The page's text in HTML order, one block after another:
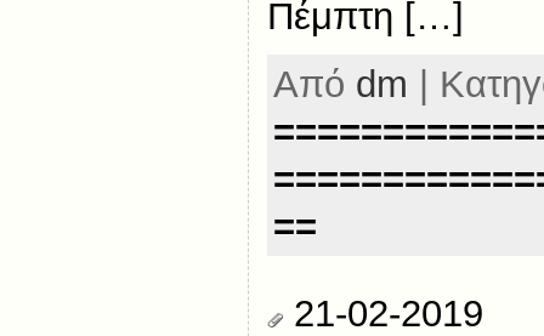
Πέμπτη […]
Από dm |
==
21-02-2019